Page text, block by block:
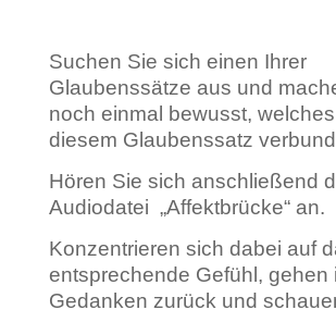
Suchen Sie sich einen Ihrer
Glaubenssätze aus und
noch einmal bewusst,
diesem Glaubenssatz
Hören Sie sich anschließend
Audiodatei „Affektbrücke“ an.
Konzentrieren sich dabei auf
entsprechende Gefühl, gehen
Gedanken zurück und